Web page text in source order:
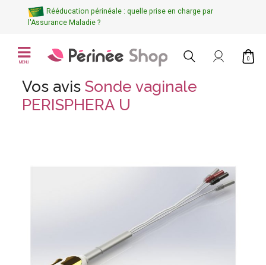
Rééducation périnéale : quelle prise en charge par
l'Assurance Maladie ?
MENU
0
Vos avisSonde vaginale
PERISPHERA U